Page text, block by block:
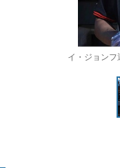
イ・ジョンフ